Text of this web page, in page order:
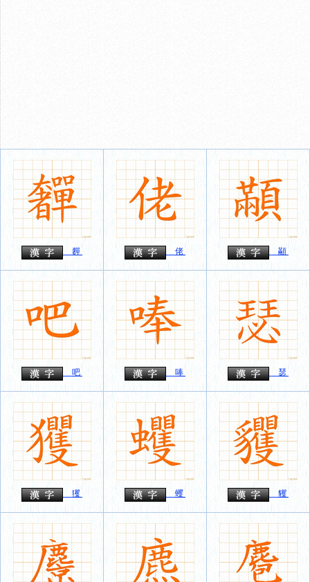
奲 佬 顢
吧 唪 瑟
玃 蠼 貜